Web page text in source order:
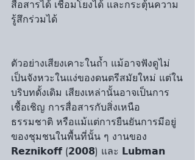
สื่อสารได้ เชื่อมโยงได้ และกระตุ้นความ
รู้สึกร่วมได้
ตัวอย่างเสียงเคาะในถ้ำ แม้อาจฟังดูไม่
เป็นจังหวะในแง่ของดนตรีสมัยใหม่ แต่ใน
บริบทดั้งเดิม เสียงเหล่านั้นอาจเป็นการ
เชื้อเชิญ การสื่อสารกับสิ่งเหนือ
ธรรมชาติ หรือแม้แต่การยืนยันการมีอยู่
ของชุมชนในพื้นที่นั้น ๆ งานของ
𝗥𝗲𝘇𝗻𝗶𝗸𝗼𝗳𝗳 (𝟮𝟬𝟬𝟴) และ 𝗟𝘂𝗯𝗺𝗮𝗻